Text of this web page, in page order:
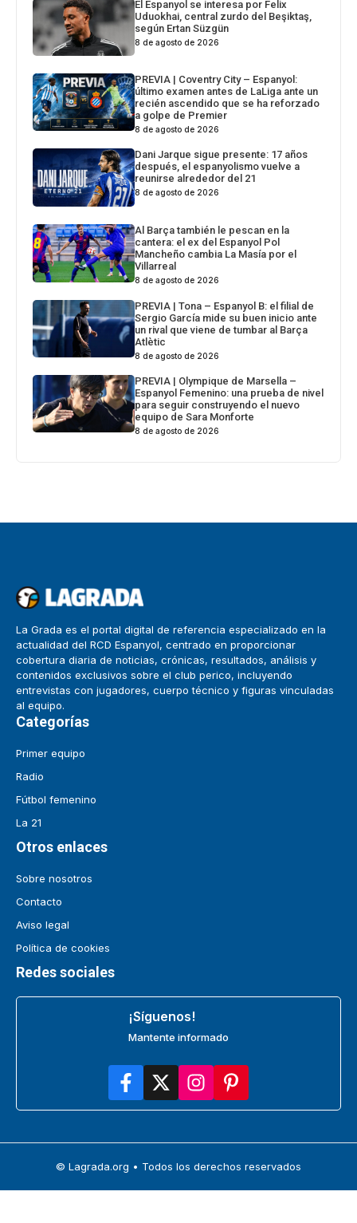
El Espanyol se interesa por Felix
Uduokhai, central zurdo del Beşiktaş,
según Ertan Süzgün
8 de agosto de 2026
PREVIA | Coventry City – Espanyol:
último examen antes de LaLiga ante un
recién ascendido que se ha reforzado
a golpe de Premier
8 de agosto de 2026
Dani Jarque sigue presente: 17 años
después, el espanyolismo vuelve a
reunirse alrededor del 21
8 de agosto de 2026
Al Barça también le pescan en la
cantera: el ex del Espanyol Pol
Mancheño cambia La Masía por el
Villarreal
8 de agosto de 2026
PREVIA | Tona – Espanyol B: el filial de
Sergio García mide su buen inicio ante
un rival que viene de tumbar al Barça
Atlètic
8 de agosto de 2026
PREVIA | Olympique de Marsella –
Espanyol Femenino: una prueba de nivel
para seguir construyendo el nuevo
equipo de Sara Monforte
8 de agosto de 2026
La Grada es el portal digital de referencia especializado en la
actualidad del RCD Espanyol, centrado en proporcionar
cobertura diaria de noticias, crónicas, resultados, análisis y
contenidos exclusivos sobre el club perico, incluyendo
entrevistas con jugadores, cuerpo técnico y figuras vinculadas
al equipo.
Categorías
Primer equipo
Radio
Fútbol femenino
La 21
Otros enlaces
Sobre nosotros
Contacto
Aviso legal
Política de cookies
Redes sociales
¡Síguenos!
Mantente informado
© Lagrada.org • Todos los derechos reservados